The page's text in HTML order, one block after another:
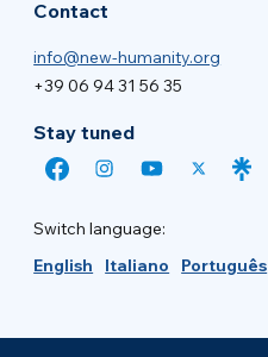
Contact
info@new-humanity.org
+39 06 94 31 56 35
Stay tuned
Switch language:
English
Italiano Português